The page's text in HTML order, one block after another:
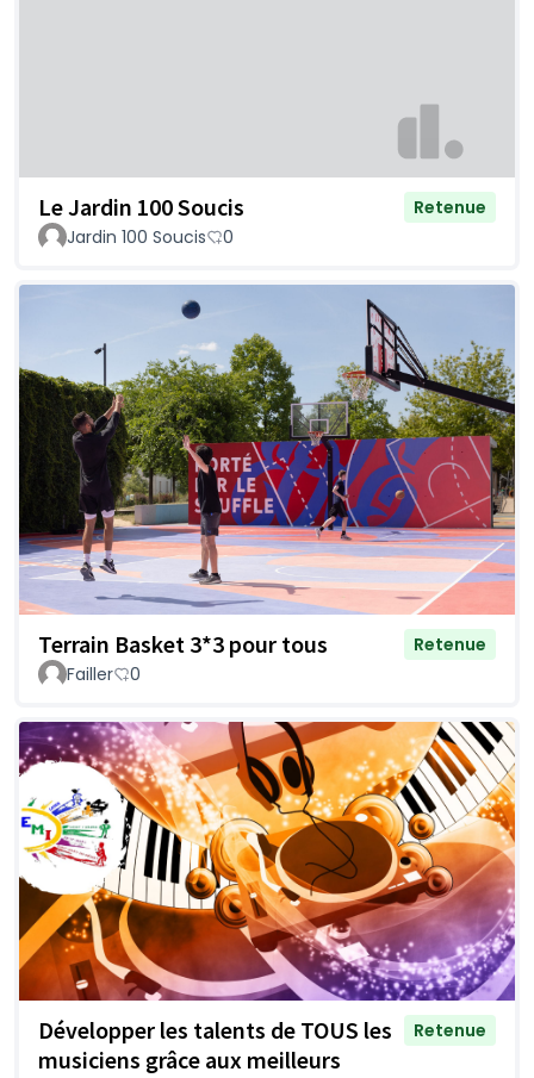
Le Jardin 100 Soucis
Retenue
Jardin 100 Soucis
0
Terrain Basket 3*3 pour tous
Retenue
Failler
0
Développer les talents de TOUS les
musiciens grâce aux meilleurs
Retenue